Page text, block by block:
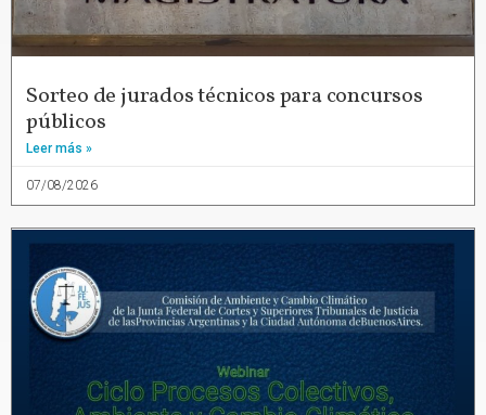
Sorteo de jurados técnicos para concursos
públicos
Leer más »
07/08/2026